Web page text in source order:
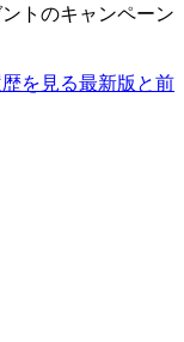
トのキャンペーン
を見る最新版と前